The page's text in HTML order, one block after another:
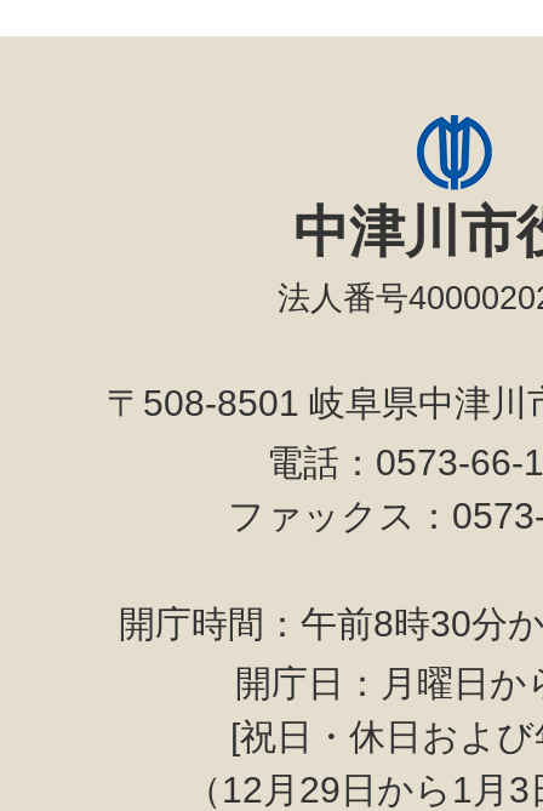
中津川市
法人番号
〒508-8501 岐阜県中津
電話：0573-
ファックス：
開庁時間：午前8時30分
開庁日：月曜日か
[祝日・休日およ
（12月29日から1月